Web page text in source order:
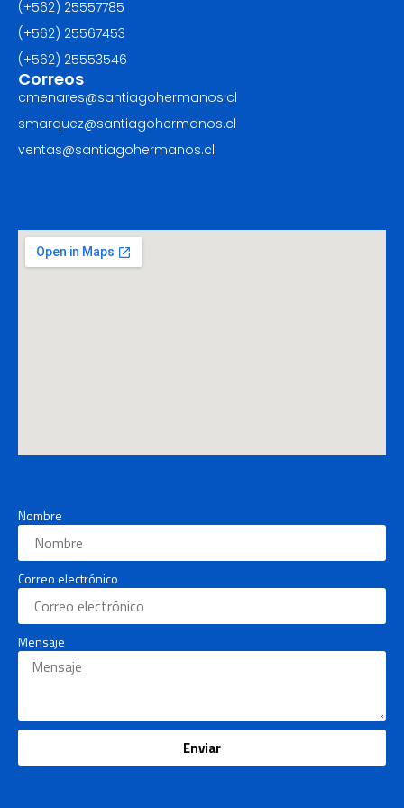
(+562) 25557785
(+562) 25567453‬
(+562) ‪25553546
Correos
cmenares@santiagohermanos.cl
smarquez@santiagohermanos.cl
ventas@santiagohermanos.cl
Nombre
Correo electrónico
Mensaje
Enviar